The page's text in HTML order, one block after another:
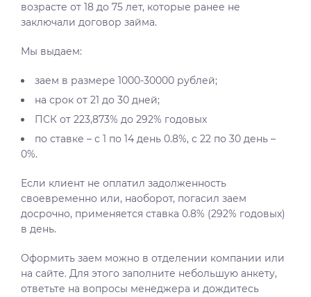
возрасте от 18 до 75 лет, которые ранее не
заключали договор займа.
Мы выдаем:
заем в размере 1000-30000 рублей;
на срок от 21 до 30 дней;
ПСК от 223,873% до 292% годовых
по ставке – с 1 по 14 день 0.8%, с 22 по 30 день –
0%.
Если клиент не оплатил задолженность
своевременно или, наоборот, погасил заем
досрочно, применяется ставка 0.8% (292% годовых)
в день.
Оформить заем можно в отделении компании или
на сайте. Для этого заполните небольшую анкету,
ответьте на вопросы менеджера и дождитесь